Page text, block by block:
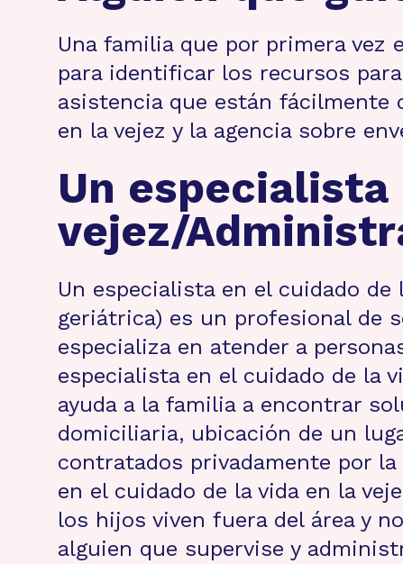
Una familia que por primera
para identificar los recursos
asistencia que están fácilmente
en la vejez y la agencia sobre
Un
vejez/
Un especialista en el cuidado
geriátrica) es un profesional de
especializa en atender a
especialista en el cuidado de la
ayuda a la familia a encontrar
domiciliaria, ubicación de un
contratados privadamente por
en el cuidado de la vida en la
los hijos viven fuera del área y
alguien que supervise y